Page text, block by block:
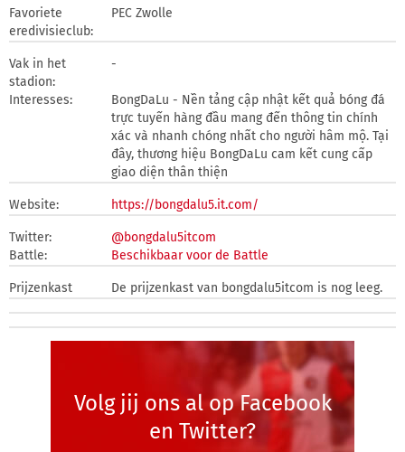
Favoriete
eredivisieclub:
PEC Zwolle
Vak in het
stadion:
-
Interesses:
BongDaLu - Nền tảng cập nhật kết quả bóng đá
trực tuyến hàng đầu mang đến thông tin chính
xác và nhanh chóng nhất cho người hâm mộ. Tại
đây, thương hiệu BongDaLu cam kết cung cấp
giao diện thân thiện
Website: https://bongdalu5.it.com/
Twitter:
@bongdalu5itcom
Battle:
Beschikbaar voor de Battle
Prijzenkast De prijzenkast van bongdalu5itcom is nog leeg.
Volg jij ons al op Facebook
en Twitter?